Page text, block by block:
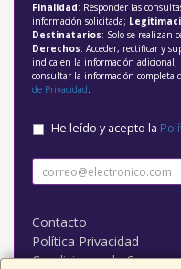
Finalidad: Responder las
información solicitada;
Destinatarios: Solo se realizan
Derechos: Acceder, rectificar y
indica en la información adicional;
consultar la información completa
de Privacidad.
He leído y acepto la
Contacto
Política Privacidad
Condiciones de Compra